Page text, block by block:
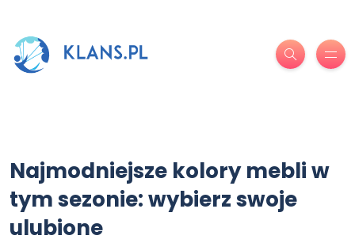
Najmodniejsze kolory mebli w
tym sezonie: wybierz swoje
ulubione